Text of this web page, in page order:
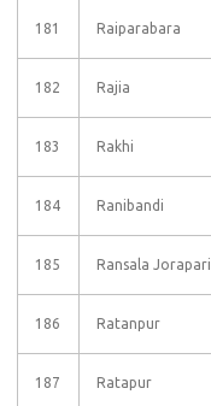
181 Raiparabara
182 Rajia
183 Rakhi
184 Ranibandi
185 Ransala Jorapari
186 Ratanpur
187 Ratapur